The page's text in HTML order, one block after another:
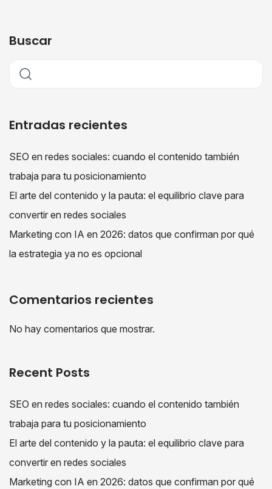
Buscar
Entradas recientes
SEO en redes sociales: cuando el contenido también
trabaja para tu posicionamiento
El arte del contenido y la pauta: el equilibrio clave para
convertir en redes sociales
Marketing con IA en 2026: datos que confirman por qué
la estrategia ya no es opcional
Comentarios recientes
No hay comentarios que mostrar.
Recent Posts
SEO en redes sociales: cuando el contenido también
trabaja para tu posicionamiento
El arte del contenido y la pauta: el equilibrio clave para
convertir en redes sociales
Marketing con IA en 2026: datos que confirman por qué